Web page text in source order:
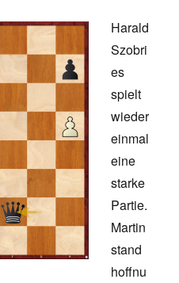
Harald
Szobri
es
spielt
wieder
einmal
eine
starke
Partie.
Martin
stand
hoffnu